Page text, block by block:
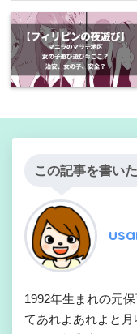
この記事を書い
1992年生まれの元
てあれよあれよと